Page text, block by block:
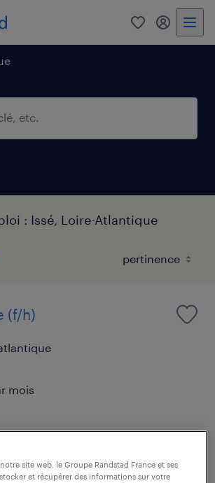
0 mon
: Issé, Loire-Atlantique
(f/h)
mois
site web, le Groupe Randstad France et ses
et récupérer des informations sur votre